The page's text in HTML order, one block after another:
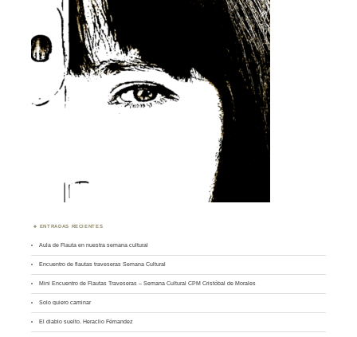
ENTRADAS RECIENTES
Aula de Flauta en nuestra semana cultural
Encuentro de flautas traveseras Semana Cultural
Mini Encuentro de Flautas Traveseras – Semana Cultural CPM Cristóbal de Morales
Solo quiero caminar
El diablo suelto. Heraclio Férnandez